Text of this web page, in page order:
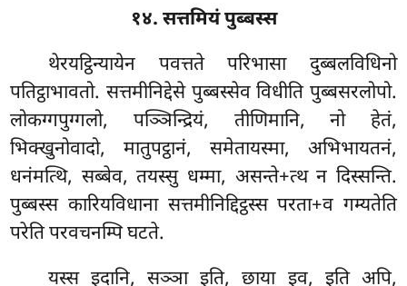
१४. सत्तमियं पुब्बस्स
थेरयट्ठिन्यायेन पवत्तते परिभासा दुब्बलविधिनो
पतिट्ठाभावतो. सत्तमीनिद्देसे पुब्बस्सेव विधीति पुब्बसरलोपो.
लोकग्गपुग्गलो, पञ्ञिन्द्रियं, तीणिमानि, नो हेतं,
भिक्खुनोवादो, मातुपट्ठानं, समेतायस्मा, अभिभायतनं,
धनंमत्थि, सब्बेव, तयस्सु धम्मा, असन्ते+त्थ न दिस्सन्ति.
पुब्बस्स कारियविधाना सत्तमीनिद्दिट्ठस्स परता+व गम्यतेति
परेति परवचनम्पि घटते.
यस्स इदानि, सञ्ञा इति, छाया इव, इति अपि,